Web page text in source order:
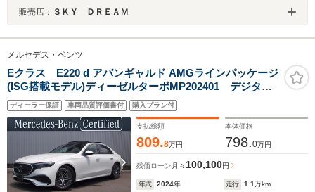
販売店： ＳＫＹ ＤＲＥＡＭ
メルセデス・ベンツ
Eクラス E220 d アバンギャルド AMGラインパッケージ
(ISG搭載モデル)ディーゼルターボMP202401 デジタル
インテリアPKG/レザーエクスクルーシブPKG/アドバン
スドPKG/パノラミックスライディングルーフ/ヘッドアッ
プディスプレイ/Burmester4Dサラウンドサウンドシステ
ム/アクティブアンビエントライト/
ディーラー保証 車両品質評価書付 購入プラン付
支払総額
809.8万円
本体価格
798.0万円
残価ローン 月々 100,100円
年式 2024年 走行 1.1万km